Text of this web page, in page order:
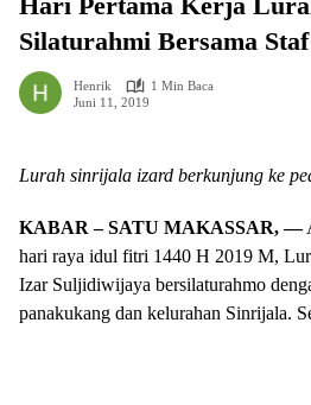
Silaturahmi Bersama Staf
Henrik
1 Min Baca
Juni 11, 2019
Lurah sinrijala izard berkunjung ke
KABAR – SATU MAKASSAR, —
hari raya idul fitri 1440 H 2019 M,
Izar Suljidiwijaya bersilaturahmo
panakukang dan kelurahan Sinrijala.